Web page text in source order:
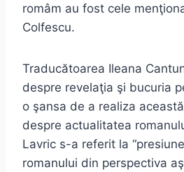
româm au fost cele
Colfescu.
Traducătoarea Ileana
despre revelaţia şi bucuria
o şansa de a realiza
despre actualitatea
Lavric s-a referit la
romanului din perspectiva